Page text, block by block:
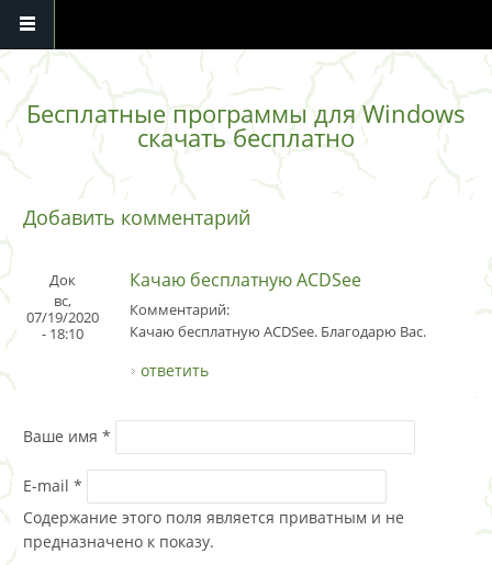
Перейти к основному содержанию
Бесплатные программы для Windows
скачать бесплатно
Добавить комментарий
Док
вс,
07/19/2020
- 18:10
Качаю бесплатную ACDSee
Комментарий:
Качаю бесплатную ACDSee. Благодарю Вас.
ответить
Ваше имя *
E-mail *
Содержание этого поля является приватным и не
предназначено к показу.